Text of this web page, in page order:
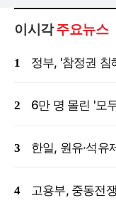
이시각주요뉴스